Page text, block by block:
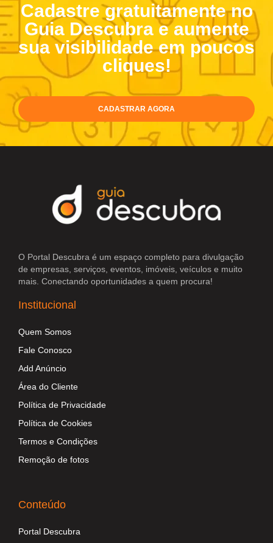
Cadastre gratuitamente no
Guia Descubra e aumente
sua visibilidade em poucos
cliques!
CADASTRAR AGORA
O Portal Descubra é um espaço completo para divulgação
de empresas, serviços, eventos, imóveis, veículos e muito
mais. Conectando oportunidades a quem procura!
Institucional
Quem Somos
Fale Conosco
Add Anúncio
Área do Cliente
Política de Privacidade
Política de Cookies
Termos e Condições
Remoção de fotos
Conteúdo
Portal Descubra